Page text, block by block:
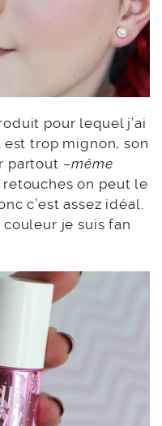
pour lequel j’ai
trop mignon, son
partout –même
retouches on peut le
c’est assez idéal.
je suis fan